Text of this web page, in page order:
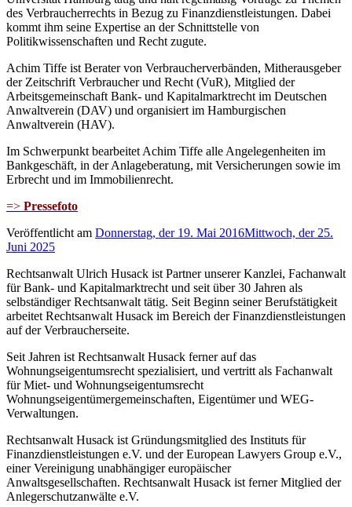
des Verbraucherrechts in Bezug zu Finanzdienstleistungen. Dabei
kommt ihm seine Expertise an der Schnittstelle von
Politikwissenschaften und Recht zugute.
Achim Tiffe ist Berater von Verbraucherverbänden, Mitherausgeber
der Zeitschrift Verbraucher und Recht (VuR), Mitglied der
Arbeitsgemeinschaft Bank- und Kapitalmarktrecht im Deutschen
Anwaltverein (DAV) und organisiert im Hamburgischen
Anwaltverein (HAV).
Im Schwerpunkt bearbeitet Achim Tiffe alle Angelegenheiten im
Bankgeschäft, in der Anlageberatung, mit Versicherungen sowie im
Erbrecht und im Immobilienrecht.
=> Pressefoto
Veröffentlicht am Donnerstag, der 19. Mai 2016Mittwoch, der 25.
Juni 2025
Rechtsanwalt Ulrich Husack ist Partner unserer Kanzlei, Fachanwalt
für Bank- und Kapitalmarktrecht und seit über 30 Jahren als
selbständiger Rechtsanwalt tätig. Seit Beginn seiner Berufstätigkeit
arbeitet Rechtsanwalt Husack im Bereich der Finanzdienstleistungen
auf der Verbraucherseite.
Seit Jahren ist Rechtsanwalt Husack ferner auf das
Wohnungseigentumsrecht spezialisiert, und vertritt als Fachanwalt
für Miet- und Wohnungseigentumsrecht
Wohnungseigentümergemeinschaften, Eigentümer und WEG-
Verwaltungen.
Rechtsanwalt Husack ist Gründungsmitglied des Instituts für
Finanzdienstleistungen e.V. und der European Lawyers Group e.V.,
einer Vereinigung unabhängiger europäischer
Anwaltsgesellschaften. Rechtsanwalt Husack ist ferner Mitglied der
Anlegerschutzanwälte e.V.